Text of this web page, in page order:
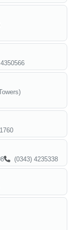
(0343) 4235338